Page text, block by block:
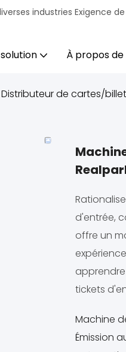
industries Exigence
solution À propos de
Distributeur de cartes/
d'entrée,
offre un
tickets
Machine
Émission